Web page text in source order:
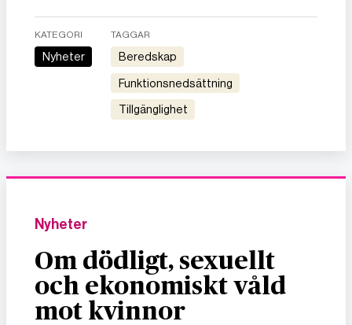
KATEGORI
Nyheter
TAGGAR
beredskap
funktionsnedsättning
tillgänglighet
Nyheter
Om dödligt, sexuellt
och ekonomiskt våld
mot kvinnor